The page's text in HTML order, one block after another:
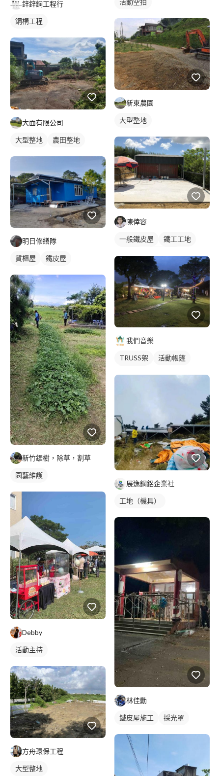
鋅鋅鋼工程行
鋼構工程
大面有限公司
大型整地 農田整地
明日修繕隊
貨櫃屋 鐵皮屋
新竹鋸樹，除草，割草
園藝維護
Debby
活動主持
方舟環保工程
大型整地
新東農園
大型整地
陳倖容
一般鐵皮屋
鐵工工地
我們音樂
TRUSS架
活動帳篷
展逸鋼鋁企業社
工地（機具）
林佳勳
鐵皮屋施工 採光罩